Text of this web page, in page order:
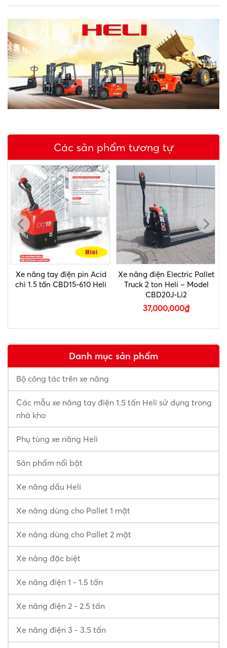
Các sản phẩm tương tự
Xe nâng tay điện pin Acid
chì 1.5 tấn CBD15-610 Heli
Xe nâng điện Electric Pallet
Truck 2 ton Heli – Model
CBD20J-Li2
37,000,000₫
Danh mục sản phẩm
Bộ công tác trên xe nâng
Các mẫu xe nâng tay điện 1.5 tấn Heli sử dụng trong
nhà kho
Phụ tùng xe nâng Heli
Sản phẩm nổi bật
Xe nâng dầu Heli
Xe nâng dùng cho Pallet 1 mặt
Xe nâng dùng cho Pallet 2 mặt
Xe nâng đặc biệt
Xe nâng điện 1 - 1.5 tấn
Xe nâng điện 2 - 2.5 tấn
Xe nâng điện 3 - 3.5 tấn